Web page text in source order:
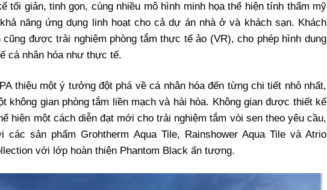
tối giản, tinh gọn, cùng nhiều mô hình minh họa thể hiện tính thẩm mỹ
năng ứng dụng linh hoạt cho cả dự án nhà ở và khách sạn. Khách
cũng được trải nghiệm phòng tắm thực tế ảo (VR), cho phép hình dung
cá nhân hóa như thực tế.
thiệu một ý tưởng đột phá về cá nhân hóa đến từng chi tiết nhỏ nhất,
không gian phòng tắm liền mạch và hài hòa. Không gian được thiết kế
hiện một cách diễn đạt mới cho trải nghiệm tắm vòi sen theo yêu cầu,
các sản phẩm Grohtherm Aqua Tile, Rainshower Aqua Tile và Atrio
với lớp hoàn thiện Phantom Black ấn tượng.